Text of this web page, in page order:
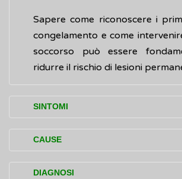
Sapere come riconoscere i
congelamento e come
soccorso può essere
ridurre il rischio di lesioni
SINTOMI
La gravità del congelamento
livello di danno ai tessuti
profondità.
CAUSE
La causa più comune di
DIAGNOSI